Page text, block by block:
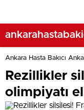
Ankara Hasta Bakıcı
Rezillikler
olimpiyatı